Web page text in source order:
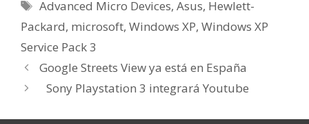
Etiquetas
Advanced Micro Devices,Asus, Hewlett-
Packard, microsoft, Windows XP, Windows XP
Service Pack 3
Google Streets View ya está en España
Sony Playstation 3 integrará Youtube